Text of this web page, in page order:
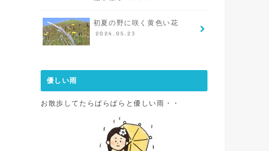
初夏の野に咲く黄色い花
2024.05.23
優しい雨
お散歩してたらぱらぱらと優しい雨・・